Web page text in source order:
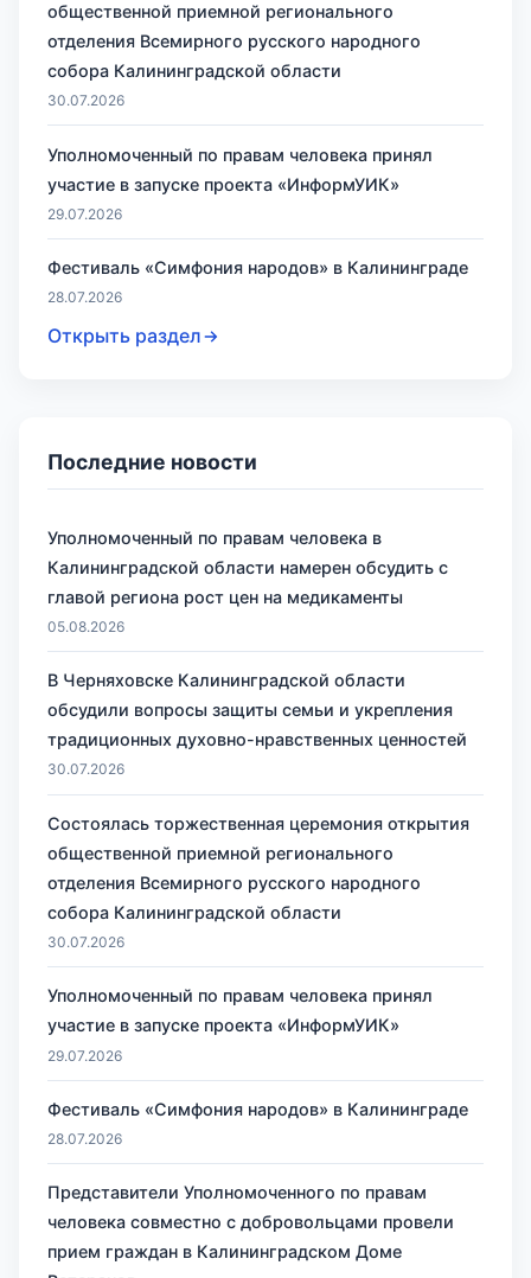
общественной приемной регионального
отделения Всемирного русского народного
собора Калининградской области
30.07.2026
Уполномоченный по правам человека принял
участие в запуске проекта «ИнформУИК»
29.07.2026
Фестиваль «Симфония народов» в Калининграде
28.07.2026
Открыть раздел
Последние новости
Уполномоченный по правам человека в
Калининградской области намерен обсудить с
главой региона рост цен на медикаменты
05.08.2026
В Черняховске Калининградской области
обсудили вопросы защиты семьи и укрепления
традиционных духовно-нравственных ценностей
30.07.2026
Состоялась торжественная церемония открытия
общественной приемной регионального
отделения Всемирного русского народного
собора Калининградской области
30.07.2026
Уполномоченный по правам человека принял
участие в запуске проекта «ИнформУИК»
29.07.2026
Фестиваль «Симфония народов» в Калининграде
28.07.2026
Представители Уполномоченного по правам
человека совместно с добровольцами провели
прием граждан в Калининградском Доме